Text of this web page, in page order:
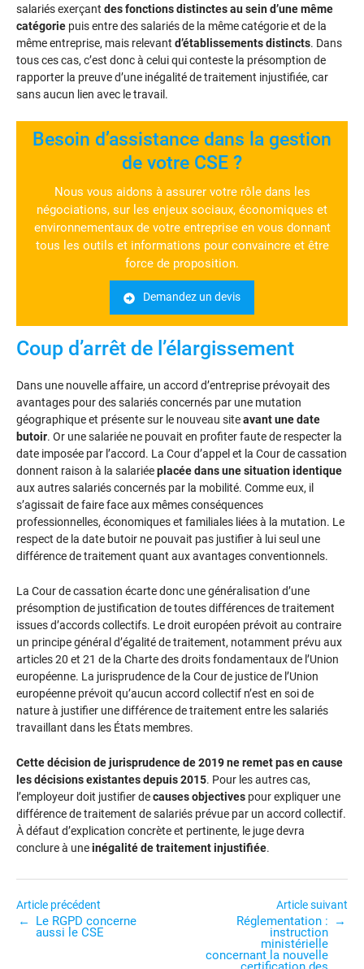
salariés exerçant des fonctions distinctes au sein d’une même
catégorie puis entre des salariés de la même catégorie et de la
même entreprise, mais relevant d’établissements distincts. Dans
tous ces cas, c’est donc à celui qui conteste la présomption de
rapporter la preuve d’une inégalité de traitement injustifiée, car
sans aucun lien avec le travail.
Besoin d’assistance dans la gestion
de votre CSE ?
Nous vous aidons à assurer votre rôle dans les
négociations, sur les enjeux sociaux, économiques et
environnementaux de votre entreprise en vous donnant
tous les outils et informations pour convaincre et être
force de proposition.
Demandez un devis
Coup d’arrêt de l’élargissement
Dans une nouvelle affaire, un accord d’entreprise prévoyait des
avantages pour des salariés concernés par une mutation
géographique et présente sur le nouveau siteavant une date
butoir. Or une salariée ne pouvait en profiter faute de respecter la
date imposée par l’accord. La Cour d’appel et la Cour de cassation
donnent raison à la salariéeplacée dans une situation identique
aux autres salariés concernés par la mobilité. Comme eux, il
s’agissait de faire face aux mêmes conséquences
professionnelles, économiques et familiales liées à la mutation. Le
respect de la date butoir ne pouvait pas justifier à lui seul une
différence de traitement quant aux avantages conventionnels.
La Cour de cassation écarte donc une généralisation d’une
présomption de justification de toutes différences de traitement
issues d’accords collectifs. Le droit européen prévoit au contraire
un principe général d’égalité de traitement, notamment prévu aux
articles 20 et 21 de la Charte des droits fondamentaux de l’Union
européenne. La jurisprudence de la Cour de justice de l’Union
européenne prévoit qu’aucun accord collectif n’est en soi de
nature à justifier une différence de traitement entre les salariés
travaillant dans les États membres.
Cette décision de jurisprudence de 2019 ne remet pas en cause
les décisions existantes depuis 2015. Pour les autres cas,
l’employeur doit justifier decauses objectives pour expliquer une
différence de traitement de salariés prévue par un accord collectif.
À défaut d’explication concrète et pertinente, le juge devra
conclure à uneinégalité de traitement injustifiée.
Navigation
de
l’article
Article précédent
Le RGPD concerne
aussi le CSE
Article suivant
Réglementation :
instruction
ministérielle
concernant la nouvelle